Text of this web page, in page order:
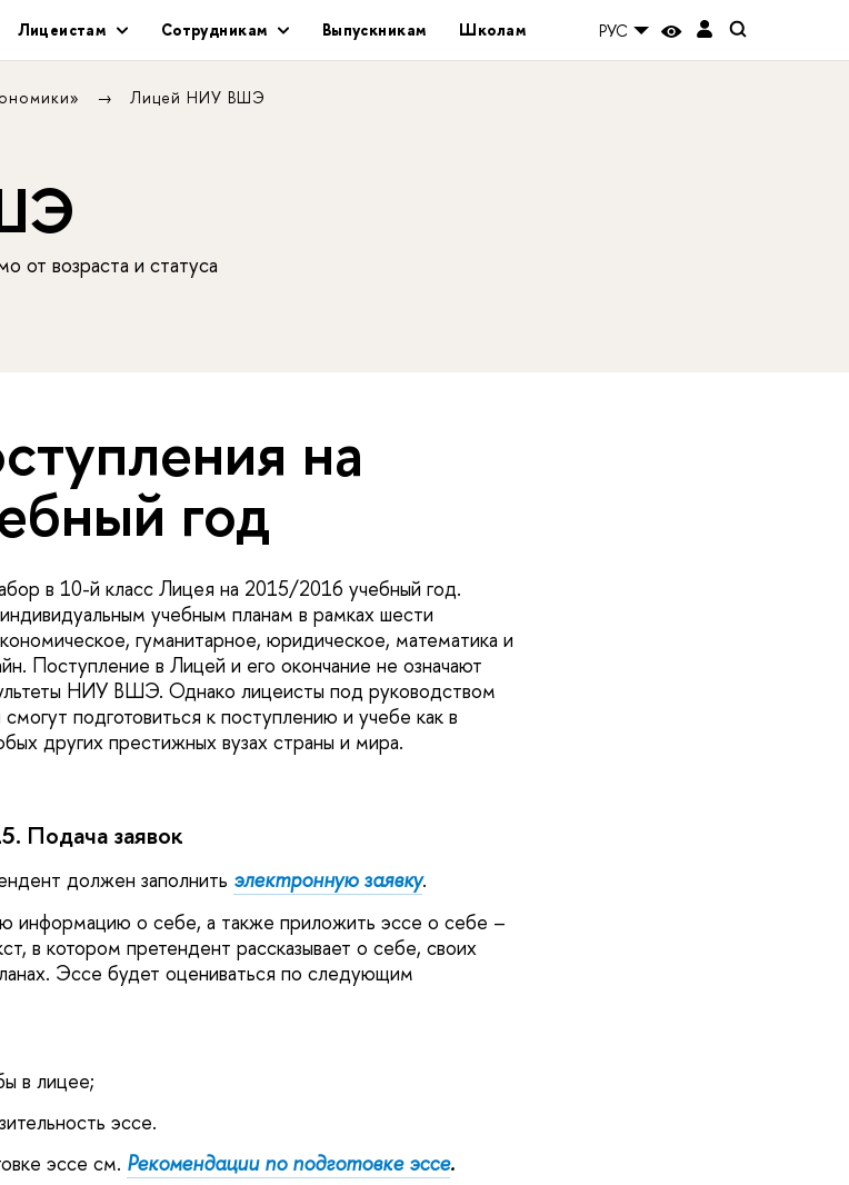
Лицеистам Сотрудникам Выпускникам Школам РУС
Лицей НИУ ВШЭ
от возраста и статуса
на
год
в 10-й класс Лицея на 2015/2016 учебный год.
учебным планам в рамках шести
гуманитарное, юридическое, математика и
Поступление в Лицей и его окончание не означают
НИУ ВШЭ. Однако лицеисты под руководством
подготовиться к поступлению и учебе как в
других престижных вузах страны и мира.
Подача заявок
должен заполнить электронную заявку.
информацию о себе, а также приложить эссе о себе –
в котором претендент рассказывает о себе, своих
Эссе будет оцениваться по следующим
в лицее;
эссе.
эссе см. Рекомендации по подготовке эссе.